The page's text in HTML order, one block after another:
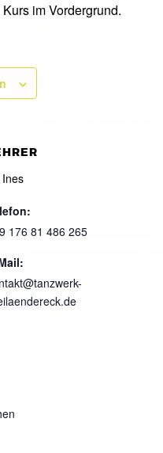
im Vordergrund.
Ines
176 81 486 265